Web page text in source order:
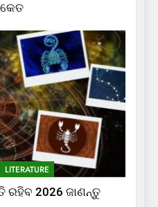
LITERATURE
ରହିବ 2026 ଜାଣନ୍ତୁ